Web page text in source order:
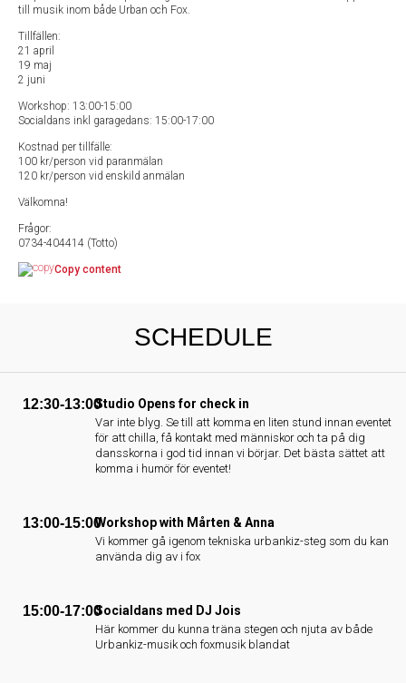
till musik inom både Urban och Fox.
Tillfällen:
21 april
19 maj
2 juni
Workshop: 13:00-15:00
Socialdans inkl garagedans: 15:00-17:00
Kostnad per tillfälle:
100 kr/person vid paranmälan
120 kr/person vid enskild anmälan
Välkomna!
Frågor:
0734-404414 (Totto)
Copy content
SCHEDULE
12:30-13:00Studio Opens for check in
Var inte blyg. Se till att komma en liten stund innan eventet
för att chilla, få kontakt med människor och ta på dig
dansskorna i god tid innan vi börjar. Det bästa sättet att
komma i humör för eventet!
13:00-15:00Workshop with Mårten & Anna
Vi kommer gå igenom tekniska urbankiz-steg som du kan
använda dig av i fox
15:00-17:00Socialdans med DJ Jois
Här kommer du kunna träna stegen och njuta av både
Urbankiz-musik och foxmusik blandat